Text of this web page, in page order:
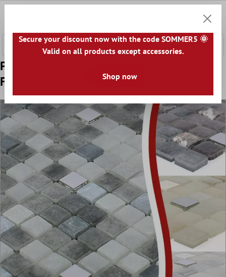
Prøve Mosaikfliser Glas Natursten Mix
Freyland Beige
Secure your discount now with the code SOMMER5 🌞
Valid on all products except accessories.
Shop now